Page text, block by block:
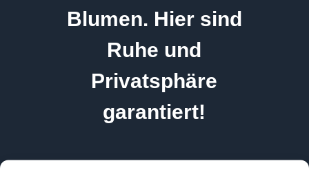
Blumen. Hier sind
Ruhe und
Privatsphäre
garantiert!